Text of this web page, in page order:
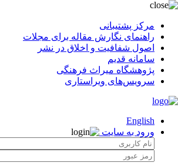
مرکز پشتیبانی
راهنمای نگارش مقاله برای مجلات
اصول شفافیت و اخلاق در نشر
سامانه قدیم
پژوهشگاه میراث فرهنگی
سرویس‌های ویراستاری
English
ورود به سایت